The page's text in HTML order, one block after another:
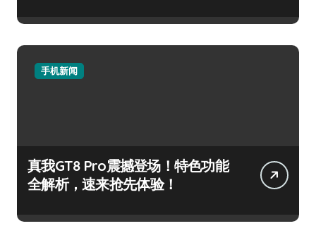
手机新闻
真我GT8 Pro震撼登场！特色功能
全解析，速来抢先体验！